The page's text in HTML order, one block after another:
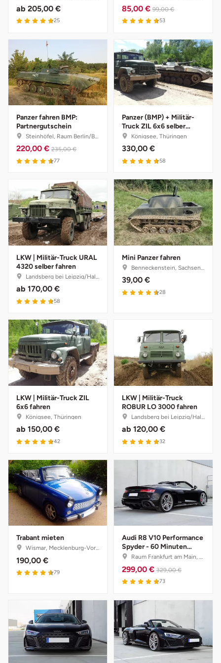
ab 205,00 €
25
85,00 € 99,00 €
53
Panzer fahren BMP:
Partnergutschein
Steinhöfel, Raum Berlin/Brandenburg
220,00 € 235,00 €
77
Panzer (BMP) + Militär-
Truck ZIL 6x6 selber
fahrenKönigsee, Thüringen
330,00 €
58
LKW | Militär-Truck URAL
4320 selber fahren
Landsberg bei Leipzig/Halle, Sachsen-Anhalt
ab 170,00 €
58
Mini Panzer fahren
Benneckenstein, Sachsen-Anhalt
39,00 €
28
LKW | Militär-Truck ZIL
6x6 fahren
Königsee, Thüringen
ab 150,00 €
42
LKW | Militär-Truck
ROBUR LO 3000 fahren
Landsberg bei Leipzig/Halle, Sachsen-Anhalt
ab 120,00 €
32
Trabant mieten
Wismar, Mecklenburg-Vorpommern
190,00 €
79
Audi R8 V10 Performance
Spyder - 60 Minuten
selber fahren mit
Instruktor
Raum Frankfurt am Main, Hessen
299,00 € 329,00 €
73
Kiel
Kronach
Kulmbach
Köln
Landkreis Rostock
Langenselbold
Leipzig
Leutkirch
Ludwigslust-Parchim
Löbau
Lübeck
Lüchow-Dannenberg
Lüneburg
Magdeburg
Main-Kinzig-Kreis
Mainz
Mannheim
Mecklenburgische Seenplatte
Meiningen
Merzig
Mettingen
Märkisch-Oderland
Mönchengladbach